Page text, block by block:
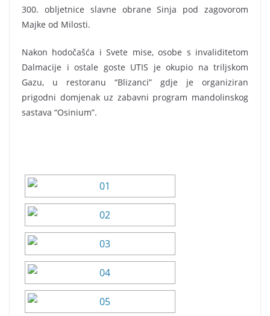
300. obljetnice slavne obrane Sinja pod zagovorom
Majke od Milosti.
Nakon hodočašća i Svete mise, osobe s invaliditetom
Dalmacije i ostale goste UTIS je okupio na triljskom
Gazu, u restoranu “Blizanci” gdje je organiziran
prigodni domjenak uz zabavni program mandolinskog
sastava “Osinium”.